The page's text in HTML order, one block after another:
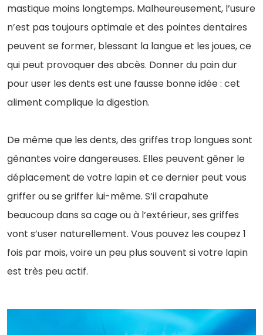
mastique moins longtemps. Malheureusement, l’usure
n’est pas toujours optimale et des pointes dentaires
peuvent se former, blessant la langue et les joues, ce
qui peut provoquer des abcès. Donner du pain dur
pour user les dents est une fausse bonne idée : cet
aliment complique la digestion.
De même que les dents, des griffes trop longues sont
gênantes voire dangereuses. Elles peuvent gêner le
déplacement de votre lapin et ce dernier peut vous
griffer ou se griffer lui-même. S’il crapahute
beaucoup dans sa cage ou à l’extérieur, ses griffes
vont s’user naturellement. Vous pouvez les coupez 1
fois par mois, voire un peu plus souvent si votre lapin
est très peu actif.